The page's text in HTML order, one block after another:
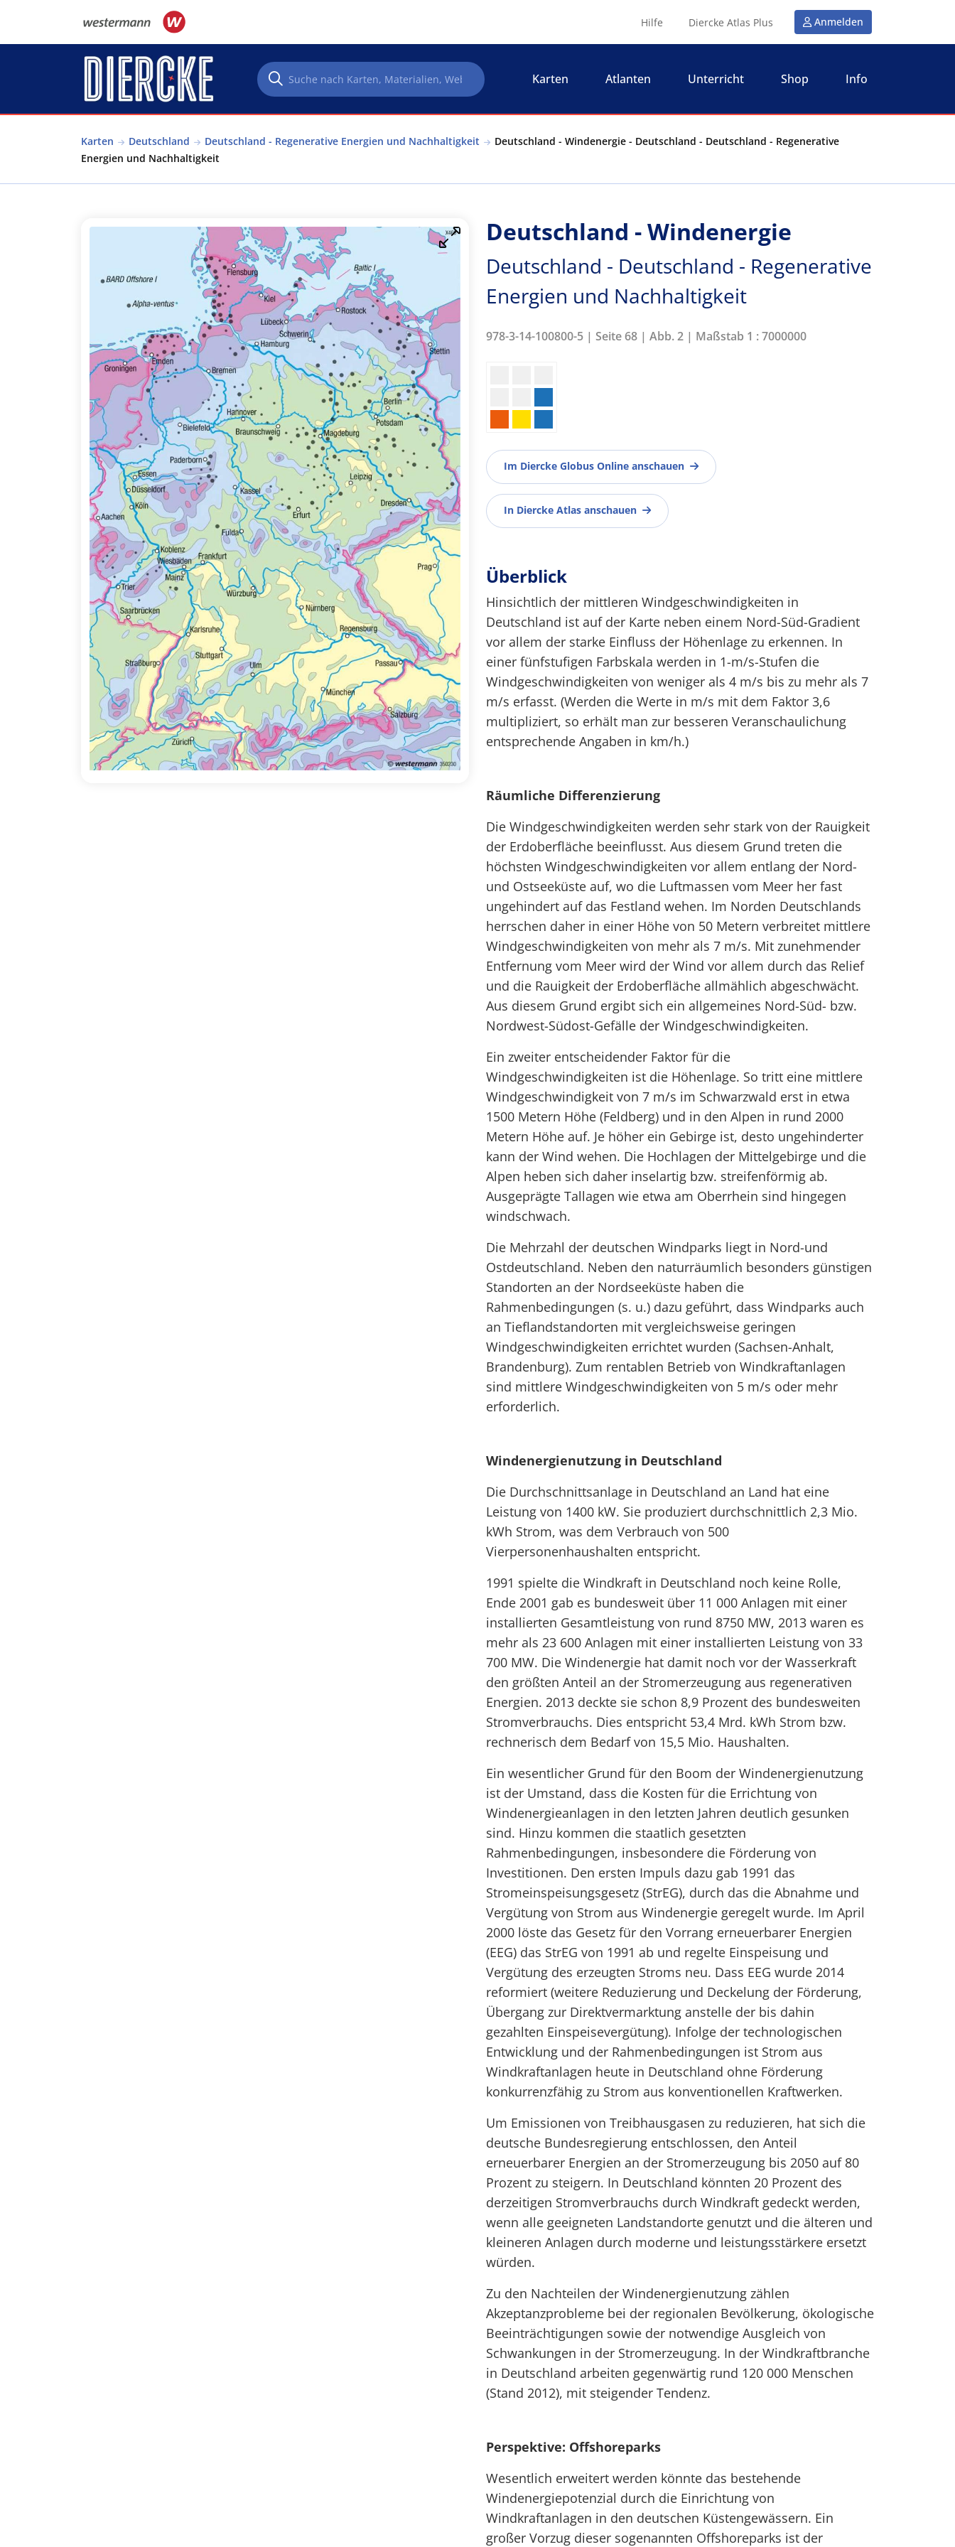
Hilfe Diercke Atlas Plus Anmelden
Karten Atlanten Unterricht Shop Info
Karten Deutschland Deutschland - Regenerative Energien und Nachhaltigkeit
Deutschland - Windenergie - Deutschland - Deutschland - Regenerative
Energien und Nachhaltigkeit
Deutschland - Windenergie
Deutschland - Deutschland - Regenerative
Energien und Nachhaltigkeit
978-3-14-100800-5 | Seite 68 | Abb. 2 | Maßstab 1 : 7000000
Im Diercke Globus Online anschauen
In Diercke Atlas anschauen
Überblick
Hinsichtlich der mittleren Windgeschwindigkeiten in
Deutschland ist auf der Karte neben einem Nord-Süd-Gradient
vor allem der starke Einfluss der Höhenlage zu erkennen. In
einer fünfstufigen Farbskala werden in 1-m/s-Stufen die
Windgeschwindigkeiten von weniger als 4 m/s bis zu mehr als 7
m/s erfasst. (Werden die Werte in m/s mit dem Faktor 3,6
multipliziert, so erhält man zur besseren Veranschaulichung
entsprechende Angaben in km/h.)
Räumliche Differenzierung
Die Windgeschwindigkeiten werden sehr stark von der Rauigkeit
der Erdoberfläche beeinflusst. Aus diesem Grund treten die
höchsten Windgeschwindigkeiten vor allem entlang der Nord-
und Ostseeküste auf, wo die Luftmassen vom Meer her fast
ungehindert auf das Festland wehen. Im Norden Deutschlands
herrschen daher in einer Höhe von 50 Metern verbreitet mittlere
Windgeschwindigkeiten von mehr als 7 m/s. Mit zunehmender
Entfernung vom Meer wird der Wind vor allem durch das Relief
und die Rauigkeit der Erdoberfläche allmählich abgeschwächt.
Aus diesem Grund ergibt sich ein allgemeines Nord-Süd- bzw.
Nordwest-Südost-Gefälle der Windgeschwindigkeiten.
Ein zweiter entscheidender Faktor für die
Windgeschwindigkeiten ist die Höhenlage. So tritt eine mittlere
Windgeschwindigkeit von 7 m/s im Schwarzwald erst in etwa
1500 Metern Höhe (Feldberg) und in den Alpen in rund 2000
Metern Höhe auf. Je höher ein Gebirge ist, desto ungehinderter
kann der Wind wehen. Die Hochlagen der Mittelgebirge und die
Alpen heben sich daher inselartig bzw. streifenförmig ab.
Ausgeprägte Tallagen wie etwa am Oberrhein sind hingegen
windschwach.
Die Mehrzahl der deutschen Windparks liegt in Nord-und
Ostdeutschland. Neben den naturräumlich besonders günstigen
Standorten an der Nordseeküste haben die
Rahmenbedingungen (s. u.) dazu geführt, dass Windparks auch
an Tieflandstandorten mit vergleichsweise geringen
Windgeschwindigkeiten errichtet wurden (Sachsen-Anhalt,
Brandenburg). Zum rentablen Betrieb von Windkraftanlagen
sind mittlere Windgeschwindigkeiten von 5 m/s oder mehr
erforderlich.
Windenergienutzung in Deutschland
Die Durchschnittsanlage in Deutschland an Land hat eine
Leistung von 1400 kW. Sie produziert durchschnittlich 2,3 Mio.
kWh Strom, was dem Verbrauch von 500
Vierpersonenhaushalten entspricht.
1991 spielte die Windkraft in Deutschland noch keine Rolle,
Ende 2001 gab es bundesweit über 11 000 Anlagen mit einer
installierten Gesamtleistung von rund 8750 MW, 2013 waren es
mehr als 23 600 Anlagen mit einer installierten Leistung von 33
700 MW. Die Windenergie hat damit noch vor der Wasserkraft
den größten Anteil an der Stromerzeugung aus regenerativen
Energien. 2013 deckte sie schon 8,9 Prozent des bundesweiten
Stromverbrauchs. Dies entspricht 53,4 Mrd. kWh Strom bzw.
rechnerisch dem Bedarf von 15,5 Mio. Haushalten.
Ein wesentlicher Grund für den Boom der Windenergienutzung
ist der Umstand, dass die Kosten für die Errichtung von
Windenergieanlagen in den letzten Jahren deutlich gesunken
sind. Hinzu kommen die staatlich gesetzten
Rahmenbedingungen, insbesondere die Förderung von
Investitionen. Den ersten Impuls dazu gab 1991 das
Stromeinspeisungsgesetz (StrEG), durch das die Abnahme und
Vergütung von Strom aus Windenergie geregelt wurde. Im April
2000 löste das Gesetz für den Vorrang erneuerbarer Energien
(EEG) das StrEG von 1991 ab und regelte Einspeisung und
Vergütung des erzeugten Stroms neu. Dass EEG wurde 2014
reformiert (weitere Reduzierung und Deckelung der Förderung,
Übergang zur Direktvermarktung anstelle der bis dahin
gezahlten Einspeisevergütung). Infolge der technologischen
Entwicklung und der Rahmenbedingungen ist Strom aus
Windkraftanlagen heute in Deutschland ohne Förderung
konkurrenzfähig zu Strom aus konventionellen Kraftwerken.
Um Emissionen von Treibhausgasen zu reduzieren, hat sich die
deutsche Bundesregierung entschlossen, den Anteil
erneuerbarer Energien an der Stromerzeugung bis 2050 auf 80
Prozent zu steigern. In Deutschland könnten 20 Prozent des
derzeitigen Stromverbrauchs durch Windkraft gedeckt werden,
wenn alle geeigneten Landstandorte genutzt und die älteren und
kleineren Anlagen durch moderne und leistungsstärkere ersetzt
würden.
Zu den Nachteilen der Windenergienutzung zählen
Akzeptanzprobleme bei der regionalen Bevölkerung, ökologische
Beeinträchtigungen sowie der notwendige Ausgleich von
Schwankungen in der Stromerzeugung. In der Windkraftbranche
in Deutschland arbeiten gegenwärtig rund 120 000 Menschen
(Stand 2012), mit steigender Tendenz.
Perspektive: Offshoreparks
Wesentlich erweitert werden könnte das bestehende
Windenergiepotenzial durch die Einrichtung von
Windkraftanlagen in den deutschen Küstengewässern. Ein
großer Vorzug dieser sogenannten Offshoreparks ist der